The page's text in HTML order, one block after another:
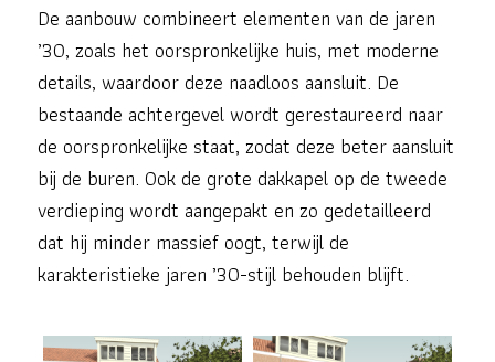
De aanbouw combineert elementen van de jaren
’30, zoals het oorspronkelijke huis, met moderne
details, waardoor deze naadloos aansluit. De
bestaande achtergevel wordt gerestaureerd naar
de oorspronkelijke staat, zodat deze beter aansluit
bij de buren. Ook de grote dakkapel op de tweede
verdieping wordt aangepakt en zo gedetailleerd
dat hij minder massief oogt, terwijl de
karakteristieke jaren ’30-stijl behouden blijft.